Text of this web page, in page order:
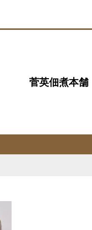
菅英佃煮本舗